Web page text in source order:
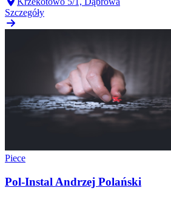
Szczegóły
Piece
Pol-Instal Andrzej Polański